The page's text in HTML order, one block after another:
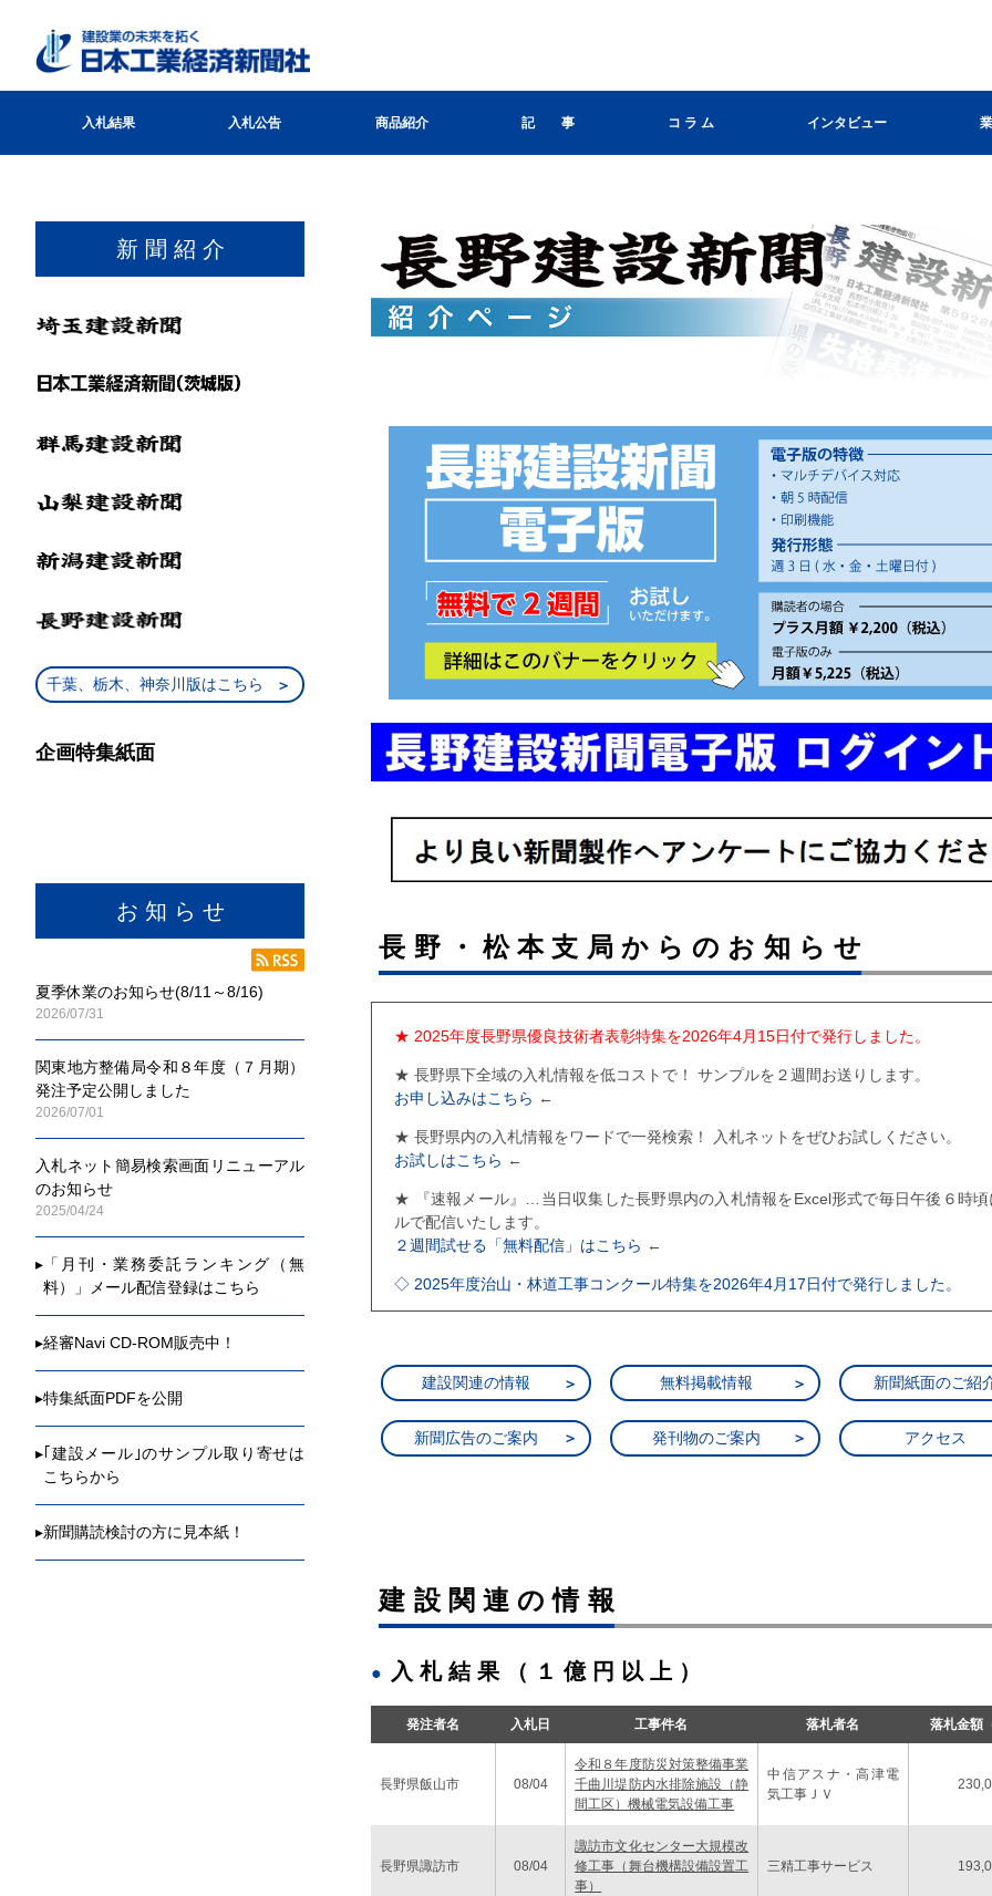
入札結果 入札公告 商品紹介 記 事 コ ラ ム インタビュー
新 聞 紹 介
千葉、栃木、神奈川版はこちら
企画特集紙面
お 知 ら せ
夏季休業のお知らせ(8/11～8/16)
2026/07/31
関東地方整備局令和８年度（７月期）
発注予定公開しました
2026/07/01
入札ネット簡易検索画面リニューアル
のお知らせ
2025/04/24
▸ 「月刊・業務委託ランキング（無
料）」メール配信登録はこちら
▸経審Navi CD-ROM販売中！
▸特集紙面PDFを公開
▸ ｢建設メール｣のサンプル取り寄せは
こちらから
▸新聞購読検討の方に見本紙！
長野・松本支局からのお知らせ
★ 2025年度長野県優良技術者表彰特集を2026年4月15日付で発行しました。
★ 長野県下全域の入札情報を低コストで！ サンプルを２週間お送りします。
お申し込みはこちら ←
★ 長野県内の入札情報をワードで一発検索！ 入札ネットをぜひお試しください。
お試しはこちら ←
★ 『速報メール』…当日収集した長野県内の入札情報をExcel形式で毎日午後６時頃
ルで配信いたします。
２週間試せる「無料配信」はこちら ←
◇ 2025年度治山・林道工事コンクール特集を2026年4月17日付で発行しました。
◇ 2025年度大町市優良建設工事表彰特集を2025年12月10日付で発行しました。
◇ 2025年度飯田市優良建設工事表彰特集を2025年12月5日付で発行しました。
◇ 2025年度木曽町優良建設工事表彰特集を2025年11月26日付で発行しました。
◇ 2025年度国土交通省優良工事・業務等表彰特集を2025年9月26日付で発行しました
◇ 2025年度中野市優良建設工事表彰特集を2025年9月17日付で発行しました。
◇ 2025年度安曇野市優良建設工事表彰特集を2025年9月3日付で発行しました。
建設関連の情報 無料掲載情報 新聞紙面のご紹
新聞広告のご案内 発刊物のご案内 アクセス
建設関連の情報
入札結果（１億円以上）
発注者名 入札日 工事件名 落札者名 落札金額
長野県飯山市 08/04
令和８年度防災対策整備事業
千曲川堤防内水排除施設（静
間工区）機械電気設備工事
中信アスナ・高津電
気工事ＪＶ
長野県諏訪市 08/04
諏訪市文化センター大規模改
修工事（舞台機構設備設置工
事）
三精工事サービス